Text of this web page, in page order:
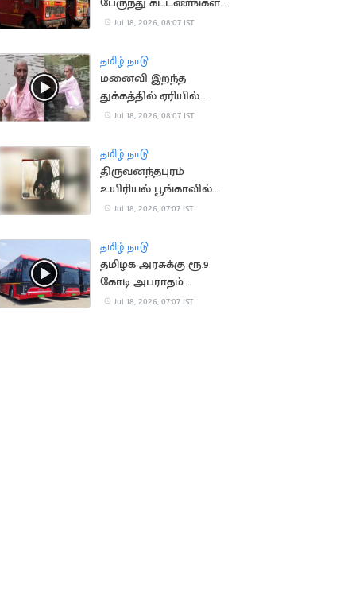
உயர்வு
Jul 18, 2026, 08:07 IST
தமிழ் நாடு
மனைவி இறந்த
துக்கத்தில் ஏரியில்
குதித்து தற்கொலை
மீட்பு
Jul 18, 2026, 08:07 IST
தமிழ் நாடு
திருவனந்தபுரம்
உயிரியல் பூங்காவில்
நீலகிரி கருங்குரங்கு
Jul 18, 2026, 07:07 IST
தமிழ் நாடு
தமிழக அரசுக்கு ரூ.9
கோடி அபராதம்
செலுத்திய OHM
Jul 18, 2026, 07:07 IST